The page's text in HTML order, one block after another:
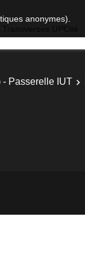
anonymes).
- Passerelle IUT